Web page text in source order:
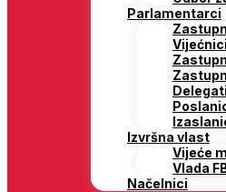
Parlamentarci
Izvršna vlast
Vijeće
Vlada
Načelnici